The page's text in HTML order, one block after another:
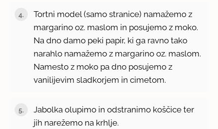
Tortni model (samo stranice) namažemo z
margarino oz. maslom in posujemo z moko.
Na dno damo peki papir, ki ga ravno tako
narahlo namažemo z margarino oz. maslom.
Namesto z moko pa dno posujemo z
vanilijevim sladkorjem in cimetom.
Jabolka olupimo in odstranimo koščice ter
jih narežemo na krhlje.